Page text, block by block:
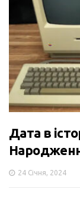
Дата в
24 Січня, 2024